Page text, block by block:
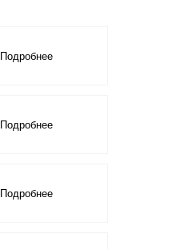
Подробнее
Подробнее
Подробнее